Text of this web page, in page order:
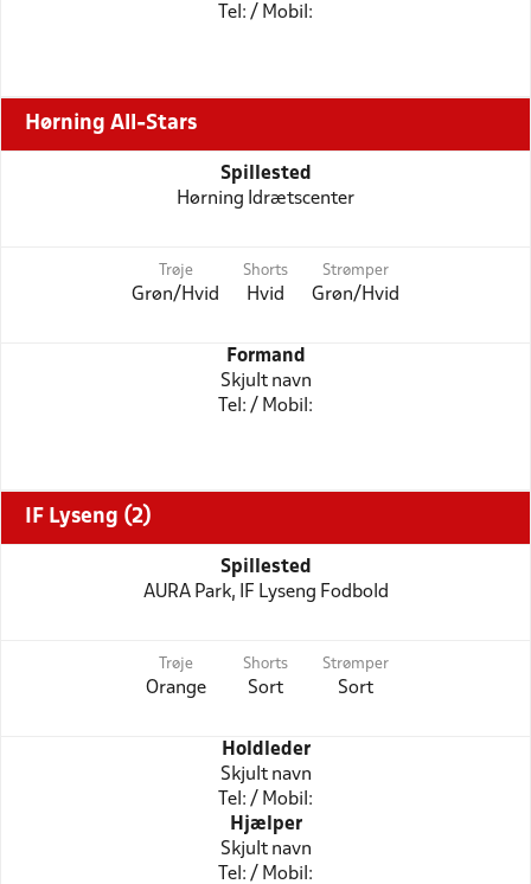
Tel: / Mobil:
Hørning All-Stars
Spillested
Hørning Idrætscenter
Trøje
Grøn/Hvid
Shorts
Hvid
Strømper
Grøn/Hvid
Formand
Skjult navn
Tel: / Mobil:
IF Lyseng (2)
Spillested
AURA Park, IF Lyseng Fodbold
Trøje
Orange
Shorts
Sort
Strømper
Sort
Holdleder
Skjult navn
Tel: / Mobil:
Hjælper
Skjult navn
Tel: / Mobil: